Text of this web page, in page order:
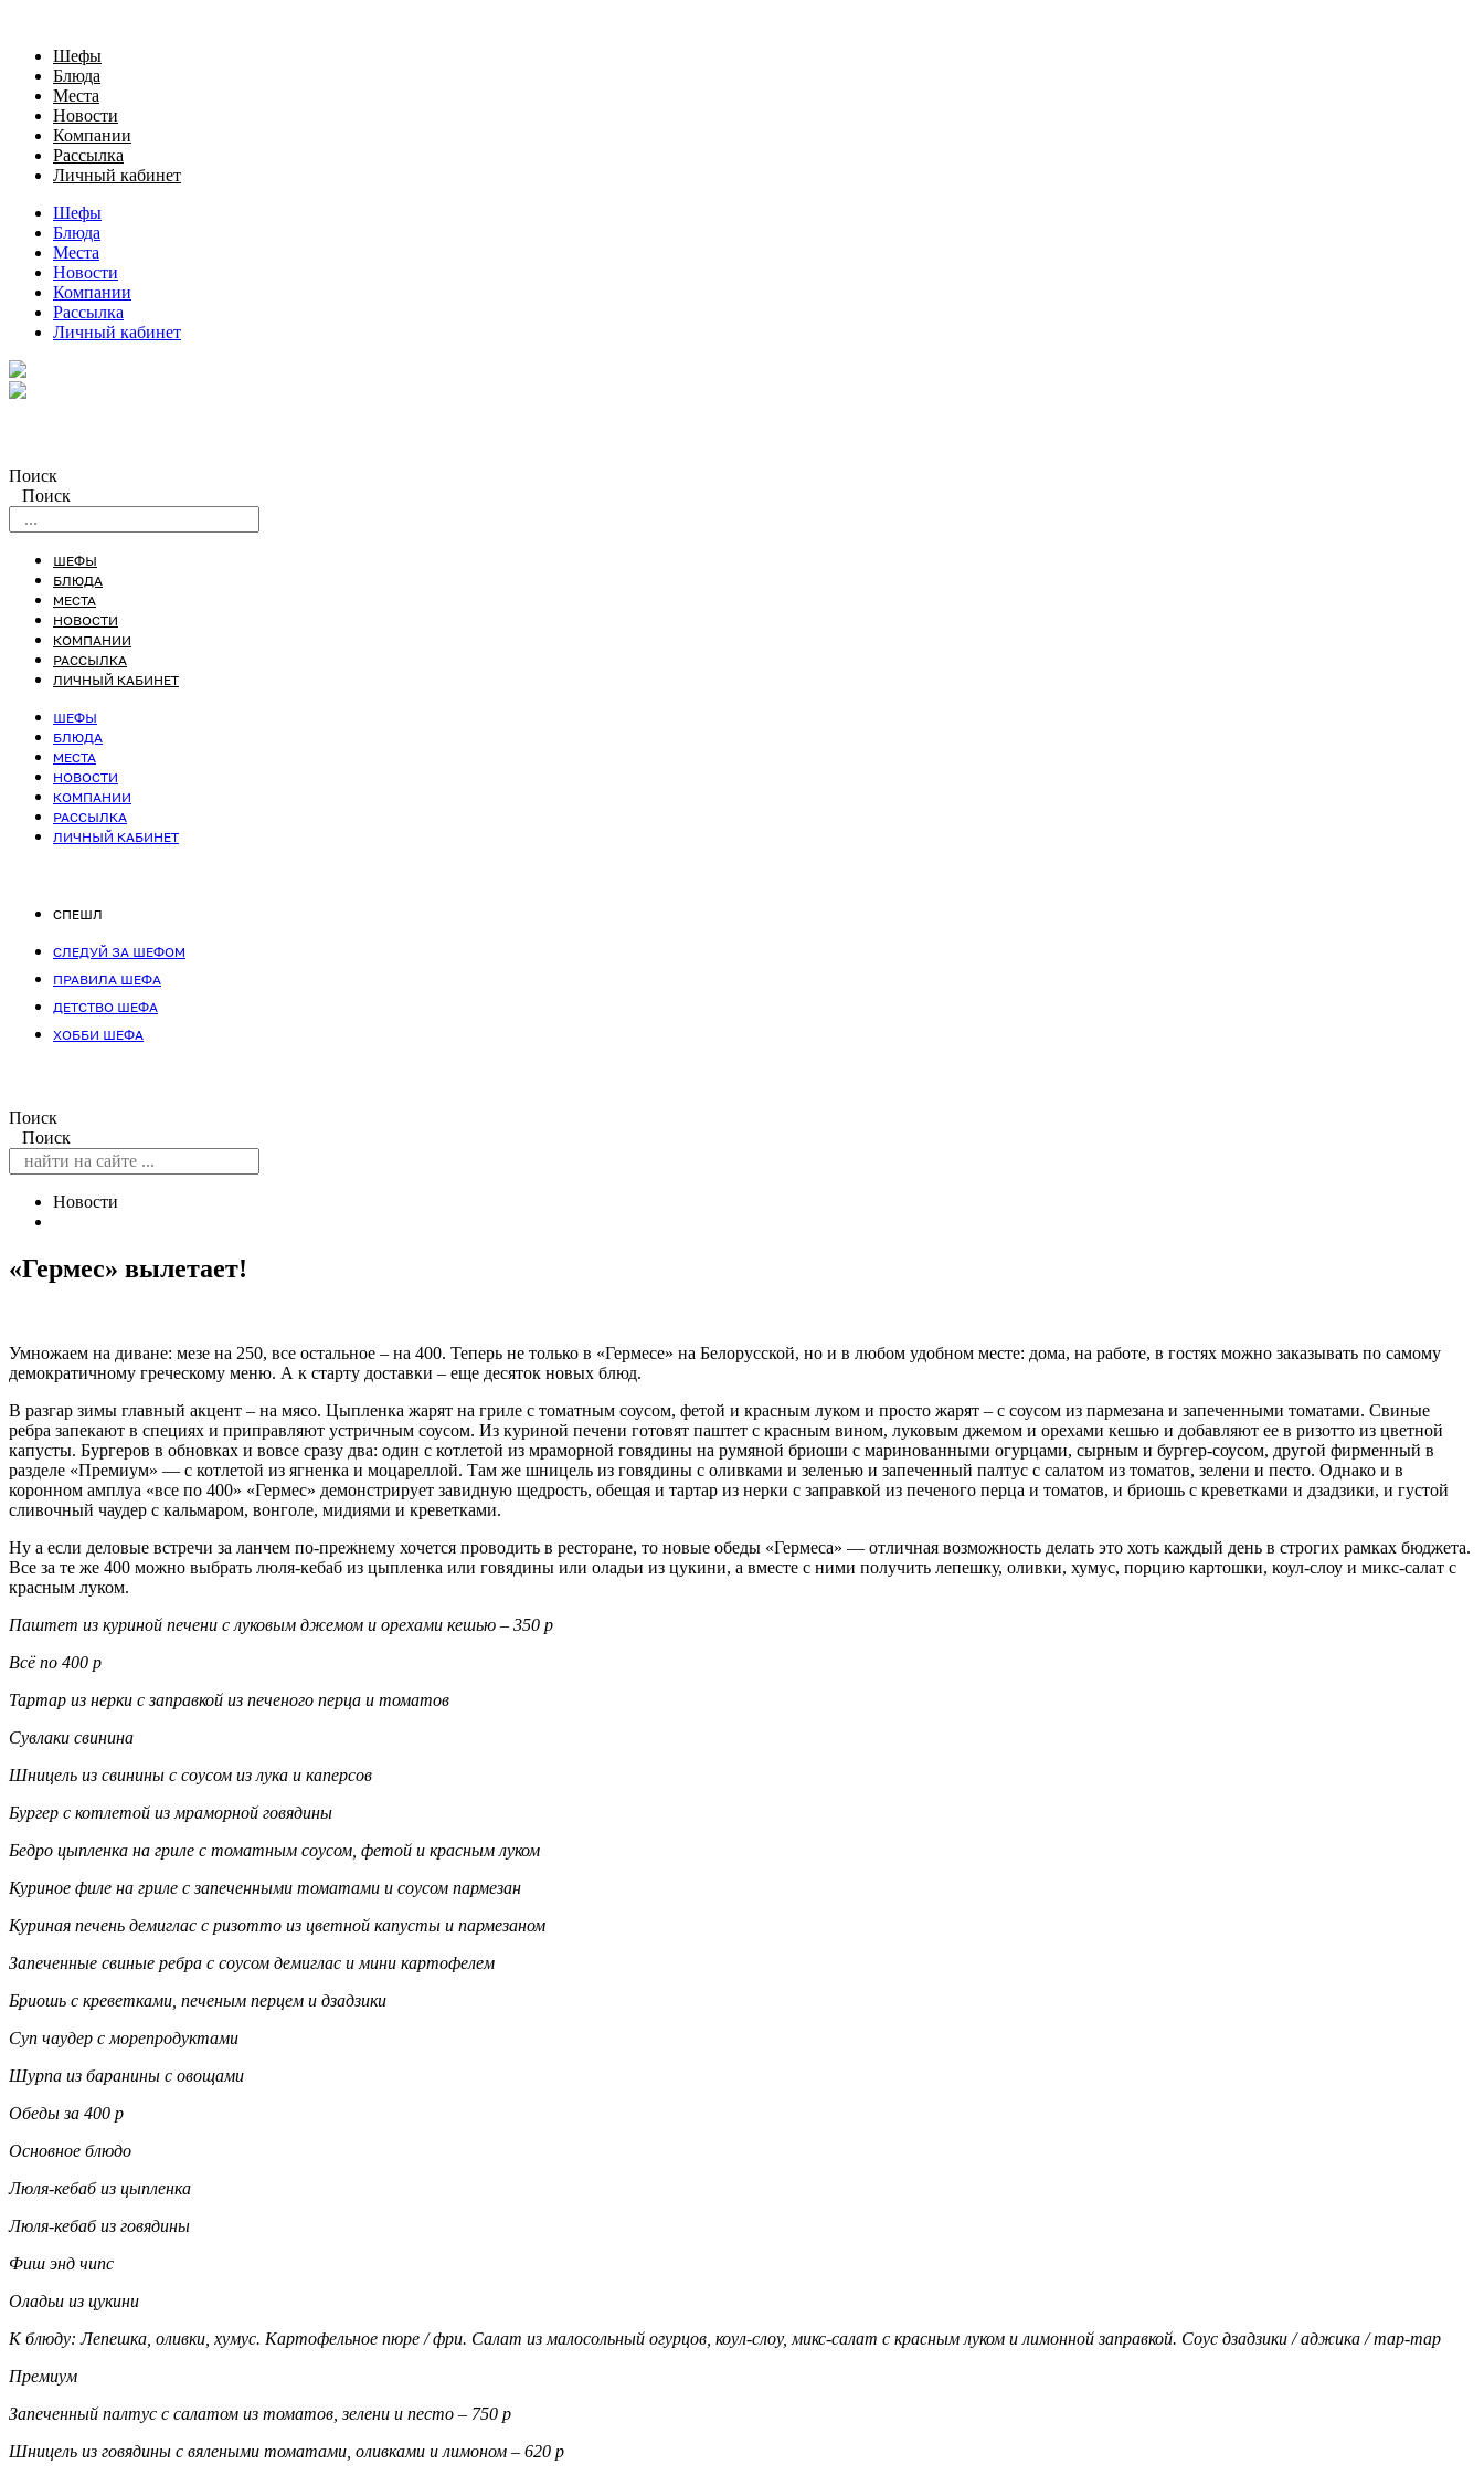
Шефы
Блюда
Места
Новости
Компании
Рассылка
Личный кабинет
Шефы
Блюда
Места
Новости
Компании
Рассылка
Личный кабинет
Поиск
Поиск
ШЕФЫ
БЛЮДА
МЕСТА
НОВОСТИ
КОМПАНИИ
РАССЫЛКА
ЛИЧНЫЙ КАБИНЕТ
ШЕФЫ
БЛЮДА
МЕСТА
НОВОСТИ
КОМПАНИИ
РАССЫЛКА
ЛИЧНЫЙ КАБИНЕТ
СПЕШЛ
СЛЕДУЙ ЗА ШЕФОМ
ПРАВИЛА ШЕФА
ДЕТСТВО ШЕФА
ХОББИ ШЕФА
Поиск
Поиск
Новости
«Гермес» вылетает!
Умножаем на диване: мезе на 250, все остальное – на 400. Теперь не только в «Гермесе» на Белорусской, но и в любом удобном месте: дома, на работе, в гостях можно заказывать по самому
демократичному греческому меню. А к старту доставки – еще десяток новых блюд.
В разгар зимы главный акцент – на мясо. Цыпленка жарят на гриле с томатным соусом, фетой и красным луком и просто жарят – с соусом из пармезана и запеченными томатами. Свиные
ребра запекают в специях и приправляют устричным соусом. Из куриной печени готовят паштет с красным вином, луковым джемом и орехами кешью и добавляют ее в ризотто из цветной
капусты. Бургеров в обновках и вовсе сразу два: один с котлетой из мраморной говядины на румяной бриоши с маринованными огурцами, сырным и бургер-соусом, другой фирменный в
разделе «Премиум» — с котлетой из ягненка и моцареллой. Там же шницель из говядины с оливками и зеленью и запеченный палтус с салатом из томатов, зелени и песто. Однако и в
коронном амплуа «все по 400» «Гермес» демонстрирует завидную щедрость, обещая и тартар из нерки с заправкой из печеного перца и томатов, и бриошь с креветками и дзадзики, и густой
сливочный чаудер с кальмаром, вонголе, мидиями и креветками.
Ну а если деловые встречи за ланчем по-прежнему хочется проводить в ресторане, то новые обеды «Гермеса» — отличная возможность делать это хоть каждый день в строгих рамках бюджета.
Все за те же 400 можно выбрать люля-кебаб из цыпленка или говядины или оладьи из цукини, а вместе с ними получить лепешку, оливки, хумус, порцию картошки, коул-слоу и микс-салат с
красным луком.
Паштет из куриной печени с луковым джемом и орехами кешью – 350 р
Всё по 400 р
Тартар из нерки с заправкой из печеного перца и томатов
Сувлаки свинина
Шницель из свинины с соусом из лука и каперсов
Бургер с котлетой из мраморной говядины
Бедро цыпленка на гриле с томатным соусом, фетой и красным луком
Куриное филе на гриле с запеченными томатами и соусом пармезан
Куриная печень демиглас с ризотто из цветной капусты и пармезаном
Запеченные свиные ребра с соусом демиглас и мини картофелем
Бриошь с креветками, печеным перцем и дзадзики
Суп чаудер с морепродуктами
Шурпа из баранины с овощами
Обеды за 400 р
Основное блюдо
Люля-кебаб из цыпленка
Люля-кебаб из говядины
Фиш энд чипс
Оладьи из цукини
К блюду: Лепешка, оливки, хумус. Картофельное пюре / фри. Салат из малосольный огурцов, коул-слоу, микс-салат с красным луком и лимонной заправкой. Соус дзадзики / аджика / тар-тар
Премиум
Запеченный палтус с салатом из томатов, зелени и песто – 750 р
Шницель из говядины с вялеными томатами, оливками и лимоном – 620 р